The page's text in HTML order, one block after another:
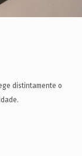
distintamente o